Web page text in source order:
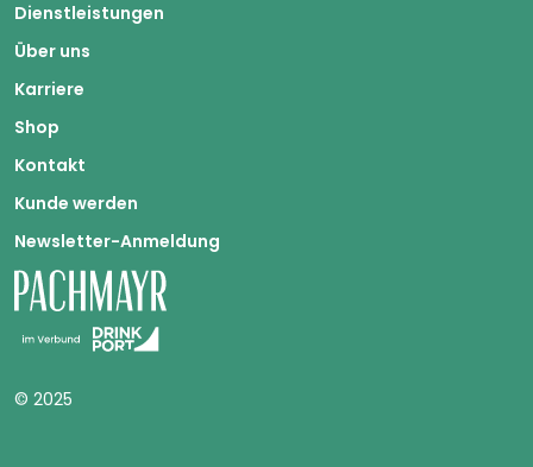
© 2025
Dienstleistungen
Über uns
Karriere
Shop
Kontakt
Kunde werden
Newsletter-Anmeldung